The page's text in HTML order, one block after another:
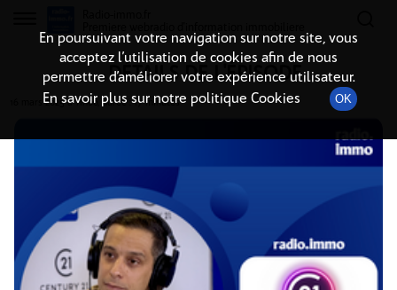
DÉTAILS DE L'ÉPISODE
16 mars 2025à 11h00 , durée : 17 minutes
En poursuivant votre navigation sur notre site, vous
acceptez l’utilisation de cookies afin de nous
permettre d’améliorer votre expérience utilisateur.
En savoir plus sur notre politique Cookies
OK